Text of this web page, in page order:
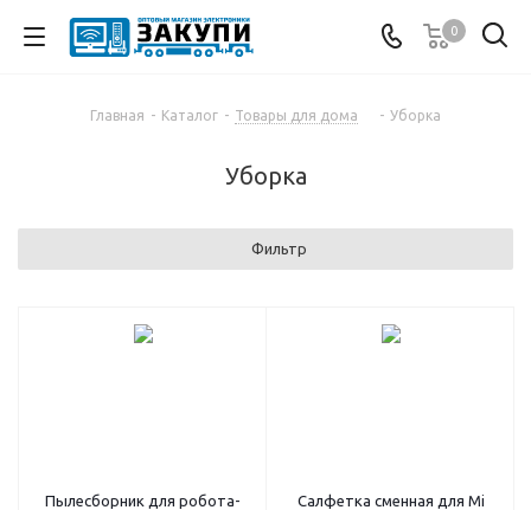
0
Главная - Каталог - Товары для дома - Уборка
Уборка
Фильтр
Пылесборник для робота-
Салфетка сменная для Mi